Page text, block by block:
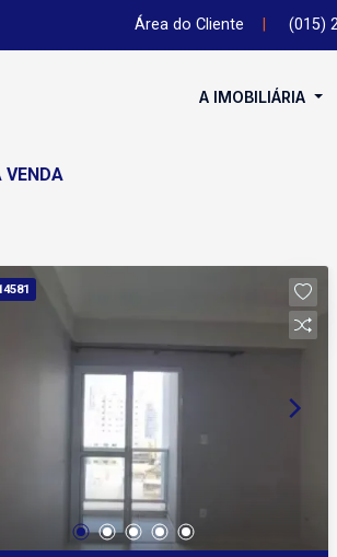
Área do Cliente (015)
A IMOBILIÁRIA
VENDA